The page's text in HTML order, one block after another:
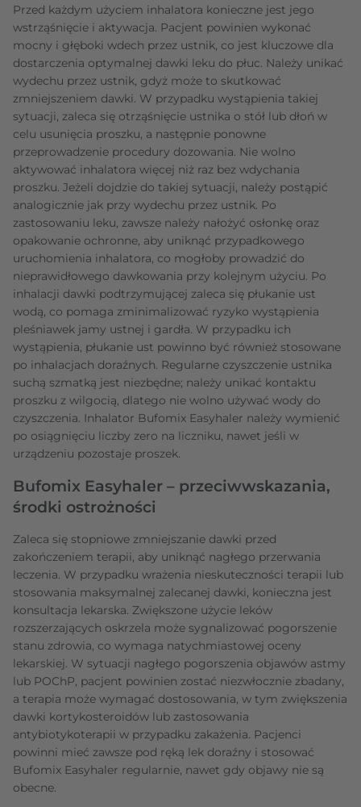
Przed każdym użyciem inhalatora konieczne jest jego
wstrząśnięcie i aktywacja. Pacjent powinien wykonać
mocny i głęboki wdech przez ustnik, co jest kluczowe dla
dostarczenia optymalnej dawki leku do płuc. Należy unikać
wydechu przez ustnik, gdyż może to skutkować
zmniejszeniem dawki. W przypadku wystąpienia takiej
sytuacji, zaleca się otrząśnięcie ustnika o stół lub dłoń w
celu usunięcia proszku, a następnie ponowne
przeprowadzenie procedury dozowania. Nie wolno
aktywować inhalatora więcej niż raz bez wdychania
proszku. Jeżeli dojdzie do takiej sytuacji, należy postąpić
analogicznie jak przy wydechu przez ustnik. Po
zastosowaniu leku, zawsze należy nałożyć osłonkę oraz
opakowanie ochronne, aby uniknąć przypadkowego
uruchomienia inhalatora, co mogłoby prowadzić do
nieprawidłowego dawkowania przy kolejnym użyciu. Po
inhalacji dawki podtrzymującej zaleca się płukanie ust
wodą, co pomaga zminimalizować ryzyko wystąpienia
pleśniawek jamy ustnej i gardła. W przypadku ich
wystąpienia, płukanie ust powinno być również stosowane
po inhalacjach doraźnych. Regularne czyszczenie ustnika
suchą szmatką jest niezbędne; należy unikać kontaktu
proszku z wilgocią, dlatego nie wolno używać wody do
czyszczenia. Inhalator Bufomix Easyhaler należy wymienić
po osiągnięciu liczby zero na liczniku, nawet jeśli w
urządzeniu pozostaje proszek.
Bufomix Easyhaler – przeciwwskazania,
środki ostrożności
Zaleca się stopniowe zmniejszanie dawki przed
zakończeniem terapii, aby uniknąć nagłego przerwania
leczenia. W przypadku wrażenia nieskuteczności terapii lub
stosowania maksymalnej zalecanej dawki, konieczna jest
konsultacja lekarska. Zwiększone użycie leków
rozszerzających oskrzela może sygnalizować pogorszenie
stanu zdrowia, co wymaga natychmiastowej oceny
lekarskiej. W sytuacji nagłego pogorszenia objawów astmy
lub POChP, pacjent powinien zostać niezwłocznie zbadany,
a terapia może wymagać dostosowania, w tym zwiększenia
dawki kortykosteroidów lub zastosowania
antybiotykoterapii w przypadku zakażenia. Pacjenci
powinni mieć zawsze pod ręką lek doraźny i stosować
Bufomix Easyhaler regularnie, nawet gdy objawy nie są
obecne.